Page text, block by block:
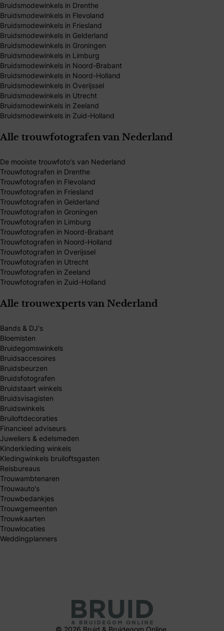
Bruidsmodewinkels in Drenthe
Bruidsmodewinkels in Flevoland
Bruidsmodewinkels in Friesland
Bruidsmodewinkels in Gelderland
Bruidsmodewinkels in Groningen
Bruidsmodewinkels in Limburg
Bruidsmodewinkels in Noord-Brabant
Bruidsmodewinkels in Noord-Holland
Bruidsmodewinkels in Overijssel
Bruidsmodewinkels in Utrecht
Bruidsmodewinkels in Zeeland
Bruidsmodewinkels in Zuid-Holland
Alle trouwfotografen van Nederland
De mooiste trouwfoto's van Nederland
Trouwfotografen in Drenthe
Trouwfotografen in Flevoland
Trouwfotografen in Friesland
Trouwfotografen in Gelderland
Trouwfotografen in Groningen
Trouwfotografen in Limburg
Trouwfotografen in Noord-Brabant
Trouwfotografen in Noord-Holland
Trouwfotografen in Overijssel
Trouwfotografen in Utrecht
Trouwfotografen in Zeeland
Trouwfotografen in Zuid-Holland
Alle trouwexperts van Nederland
Bands & DJ's
Bloemisten
Bruidegomswinkels
Bruidsaccesoires
Bruidsbeurzen
Bruidsfotografen
Bruidstaart winkels
Bruidsvisagisten
Bruidswinkels
Bruiloftdecoraties
Financieel adviseurs
Juweliers & edelsmeden
Kinderkleding winkels
Kledingwinkels bruiloftsgasten
Reisbureaus
Trouwambtenaren
Trouwauto's
Trouwbedankjes
Trouwgemeenten
Trouwkaarten
Trouwlocaties
Weddingplanners